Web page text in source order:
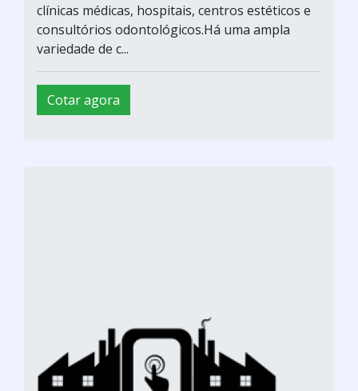
clínicas médicas, hospitais, centros estéticos e
consultórios odontológicos.Há uma ampla
variedade de c...
Cotar agora